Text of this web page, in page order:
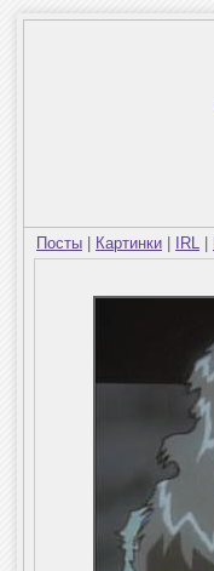
Посты Картинки IRL